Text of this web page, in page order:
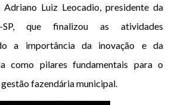
Luiz Leocadio, presidente da
SP, que finalizou as atividades
a importância da inovação e da
como pilares fundamentais para o
fazendária municipal.